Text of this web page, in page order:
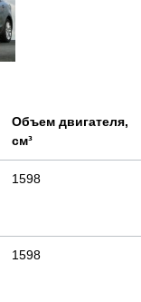
Объем двигателя,
см³
1598
1598